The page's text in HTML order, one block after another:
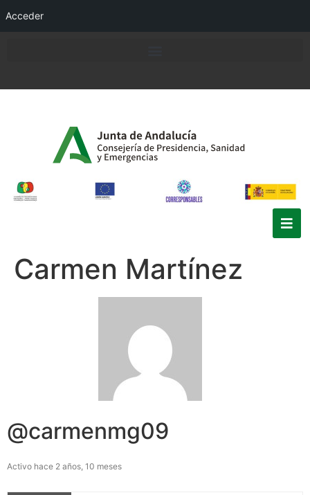
Acceder
Carmen Martínez
@carmenmg09
Activo hace 2 años, 10 meses